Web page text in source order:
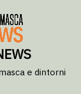
e dintorni